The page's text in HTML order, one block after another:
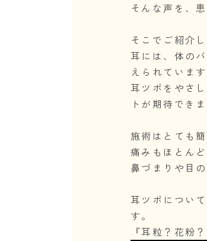
そんな声を、
そこでご紹介
耳には、体の
えられています
耳ツボをやさ
トが期待できま
施術はとても
痛みもほとん
鼻づまりや目
耳ツボについ
す。
『耳粒？花粉